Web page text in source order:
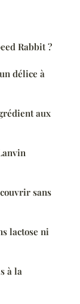
Rabbit ?
délice à
aux
sans
lactose ni
à la